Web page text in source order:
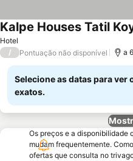
Hotel
Kalpe Houses Tatil
/ Pontuação não disponível a
Selecione as datas para ver
exatos.
Os preços e a disponibilidade
mudam frequentemente.
ofertas que consulta no